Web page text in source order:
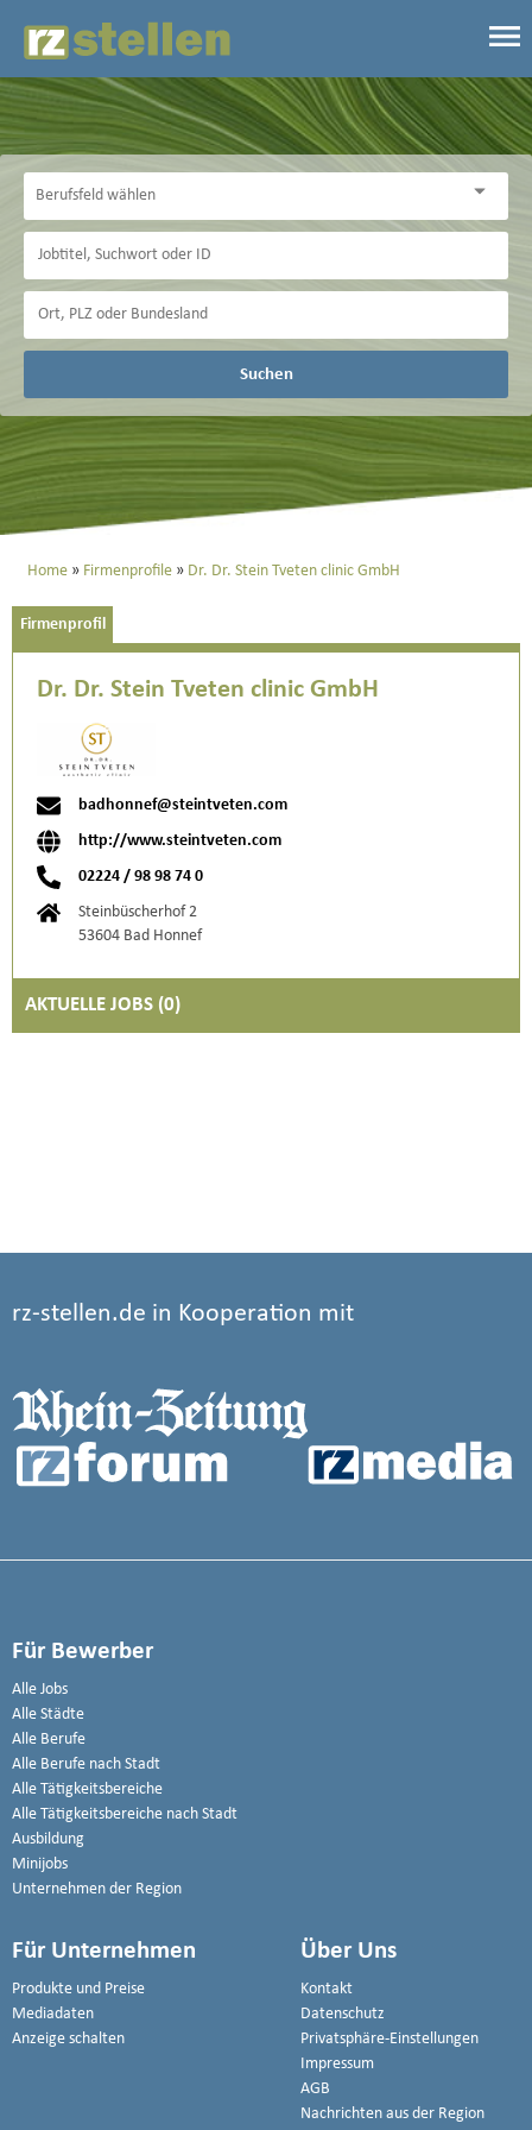
Suchen
Home Firmenprofile Dr. Dr. Stein Tveten clinic GmbH
Firmenprofil
Dr. Dr. Stein Tveten clinic GmbH
badhonnef@steintveten.com
http://www.steintveten.com
02224 / 98 98 74 0
Steinbüscherhof 2
53604 Bad Honnef
AKTUELLE JOBS (0)
rz-stellen.de in Kooperation mit
Für Bewerber
Alle Jobs
Alle Städte
Alle Berufe
Alle Berufe nach Stadt
Alle Tätigkeitsbereiche
Alle Tätigkeitsbereiche nach Stadt
Ausbildung
Minijobs
Unternehmen der Region
Für Unternehmen
Produkte und Preise
Mediadaten
Anzeige schalten
Über Uns
Kontakt
Datenschutz
Privatsphäre-Einstellungen
Impressum
AGB
Nachrichten aus der Region